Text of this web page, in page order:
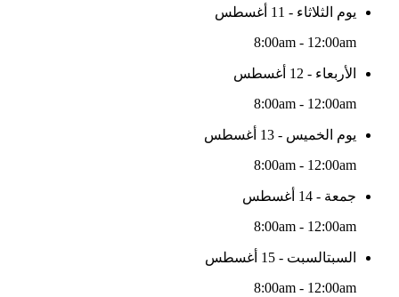
يوم الثلاثاء - 11 أغسطس
8:00am - 12:00am
الأربعاء - 12 أغسطس
8:00am - 12:00am
يوم الخميس - 13 أغسطس
8:00am - 12:00am
جمعة - 14 أغسطس
8:00am - 12:00am
السبتالسبت - 15 أغسطس
8:00am - 12:00am